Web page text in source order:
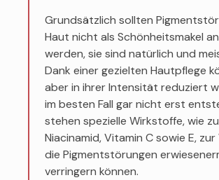
Grundsätzlich sollten
Haut nicht als Schönheitsmakel
werden, sie sind natürlich und
Dank einer gezielten Hautpflege
aber in ihrer Intensität reduziert
im besten Fall gar nicht erst
stehen spezielle Wirkstoffe, wie
Niacinamid, Vitamin C sowie E,
die Pigmentstörungen
verringern können.